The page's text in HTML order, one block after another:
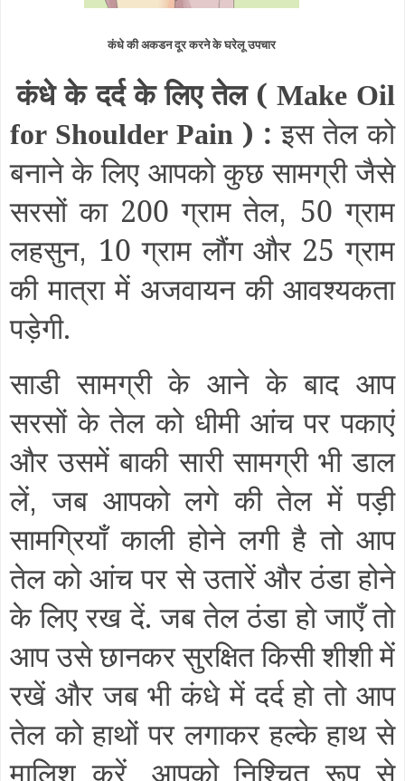
कंधे की अकडन दूर करने के घरेलू उपचार
कंधे के दर्द के लिए तेल ( Make Oil
for Shoulder Pain ) :इस तेल को
बनाने के लिए आपको कुछ सामग्री जैसे
सरसों का 200 ग्राम तेल, 50 ग्राम
लहसुन, 10 ग्राम लौंग और 25 ग्राम
की मात्रा में अजवायन की आवश्यकता
पड़ेगी.
साडी सामग्री के आने के बाद आप
सरसों के तेल को धीमी आंच पर पकाएं
और उसमें बाकी सारी सामग्री भी डाल
लें,जब आपको लगे की तेल में पड़ी
सामग्रियाँ काली होने लगी है तो आप
तेल को आंच पर से उतारें और ठंडा होने
के लिए रख दें. जब तेल ठंडा हो जाएँ तो
आप उसे छानकर सुरक्षित किसी शीशी में
रखें और जब भी कंधे में दर्द हो तो आप
तेल को हाथों पर लगाकर हल्के हाथ से
मालिश करें, आपको निश्चित रूप से